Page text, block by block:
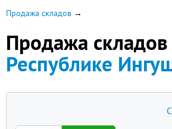
Продажа складов
Продажа
Республике